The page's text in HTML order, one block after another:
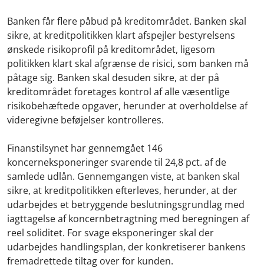
Banken får flere påbud på kreditområdet. Banken skal
sikre, at kreditpolitikken klart afspejler bestyrelsens
ønskede risikoprofil på kreditområdet, ligesom
politikken klart skal afgrænse de risici, som banken må
påtage sig. Banken skal desuden sikre, at der på
kreditområdet foretages kontrol af alle væsentlige
risikobehæftede opgaver, herunder at overholdelse af
videregivne beføjelser kontrolleres.
Finanstilsynet har gennemgået 146
koncerneksponeringer svarende til 24,8 pct. af de
samlede udlån. Gennemgangen viste, at banken skal
sikre, at kreditpolitikken efterleves, herunder, at der
udarbejdes et betryggende beslutningsgrundlag med
iagttagelse af koncernbetragtning med beregningen af
reel soliditet. For svage eksponeringer skal der
udarbejdes handlingsplan, der konkretiserer bankens
fremadrettede tiltag over for kunden.